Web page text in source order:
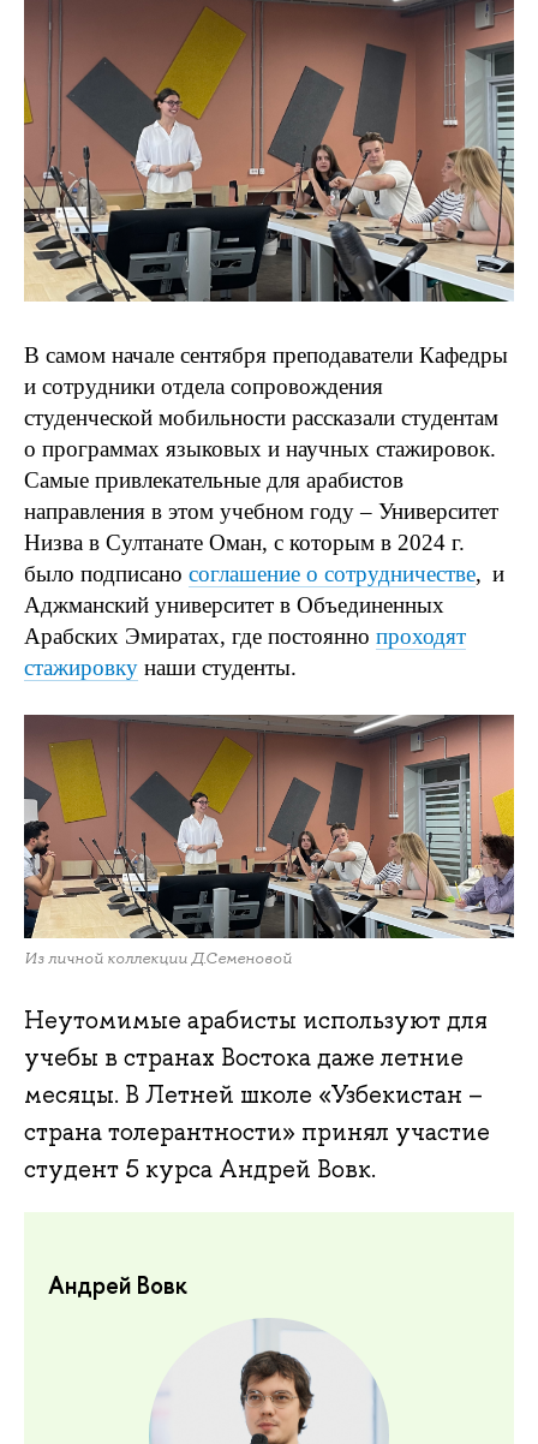
В самом начале сентября преподаватели Кафедры
и сотрудники отдела сопровождения
студенческой мобильности рассказали студентам
о программах языковых и научных стажировок.
Самые привлекательные для арабистов
направления в этом учебном году – Университет
Низва в Султанате Оман, с которым в 2024 г.
было подписано соглашение о сотрудничестве, и
Аджманский университет в Объединенных
Арабских Эмиратах, где постоянно проходят
стажировку наши студенты.
Из личной коллекции Д.Семеновой
Неутомимые арабисты используют для
учебы в странах Востока даже летние
месяцы. В Летней школе «Узбекистан –
страна толерантности» принял участие
студент 5 курса Андрей Вовк.
Андрей Вовк